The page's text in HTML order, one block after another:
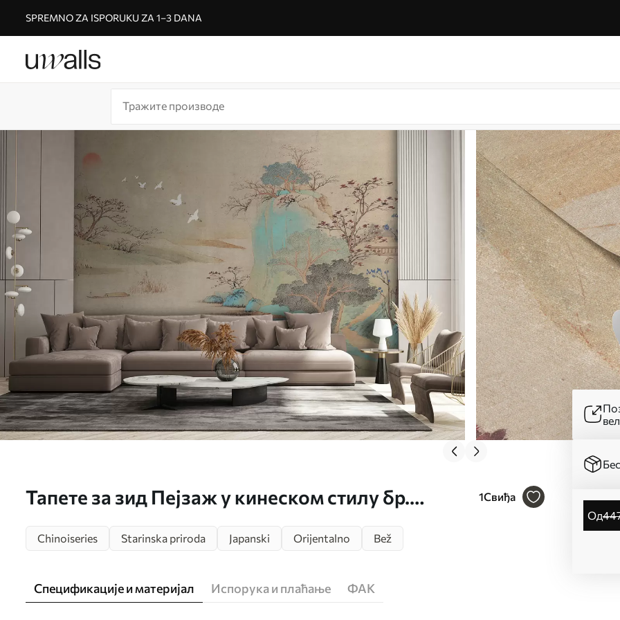
SPREMNO ZA ISPORUKU ZA 1–3 DANA
Тапете за зид Пејзаж у кинеском стилу бр.
1Свиђа
од
Chinoiseries
Starinska priroda Japanski Orijentalno Bež
Спецификације и материјал Испорука и плаћање ФАК